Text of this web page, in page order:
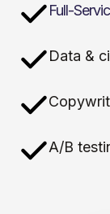
Full-
Data &
A/B